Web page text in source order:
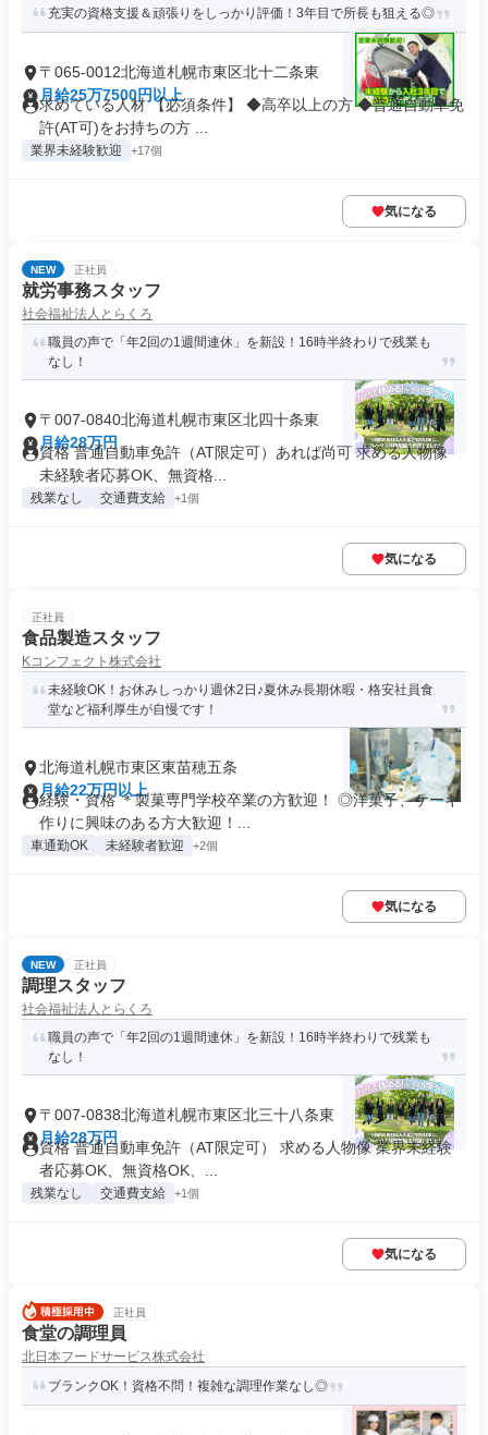
充実の資格支援＆頑張りをしっかり評価！3年目で所長も狙える◎
〒065-0012北海道札幌市東区北十二条東
月給25万7500円以上
求めている人材 【必須条件】 ◆高卒以上の方 ◆普通自動車免
許(AT可)をお持ちの方 ...
業界未経験歓迎 +17個
気になる
NEW 正社員
就労事務スタッフ
社会福祉法人とらくろ
職員の声で「年2回の1週間連休」を新設！16時半終わりで残業も
なし！
〒007-0840北海道札幌市東区北四十条東
月給28万円
資格 普通自動車免許（AT限定可）あれば尚可 求める人物像
未経験者応募OK、無資格...
残業なし 交通費支給 +1個
気になる
正社員
食品製造スタッフ
Kコンフェクト株式会社
未経験OK！お休みしっかり週休2日♪夏休み長期休暇・格安社員食
堂など福利厚生が自慢です！
北海道札幌市東区東苗穂五条
月給22万円以上
経験・資格 ＊製菓専門学校卒業の方歓迎！ ◎洋菓子、ケーキ
作りに興味のある方大歓迎！...
車通勤OK 未経験者歓迎 +2個
気になる
NEW 正社員
調理スタッフ
社会福祉法人とらくろ
職員の声で「年2回の1週間連休」を新設！16時半終わりで残業も
なし！
〒007-0838北海道札幌市東区北三十八条東
月給28万円
資格 普通自動車免許（AT限定可） 求める人物像 業界未経験
者応募OK、無資格OK、...
残業なし 交通費支給 +1個
気になる
正社員
食堂の調理員
北日本フードサービス株式会社
ブランクOK！資格不問！複雑な調理作業なし◎